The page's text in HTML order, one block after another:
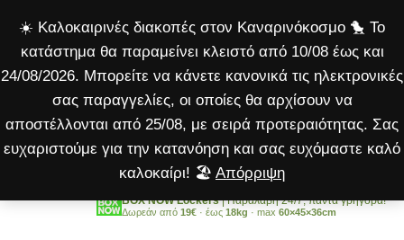
☀️ Καλοκαιρινές διακοπές στον Καναρινόκοσμο 🐤 Το
κατάστημα θα παραμείνει κλειστό από 10/08 έως και
24/08/2026. Μπορείτε να κάνετε κανονικά τις ηλεκτρονικές
σας παραγγελίες, οι οποίες θα αρχίσουν να
αποστέλλονται από 25/08, με σειρά προτεραιότητας. Σας
ευχαριστούμε για την κατανόηση και σας ευχόμαστε καλό
καλοκαίρι! 🏖️ Απόρριψη
στο
περιεχόμενο
BOX NOW Lockers| Παραλαβή 24/7, πάντα γρήγορα!
Δωρεάν από 19€ · έως 18kg · max 60×45×36cm
2ΟΡΟΦΟ
ποσότητα